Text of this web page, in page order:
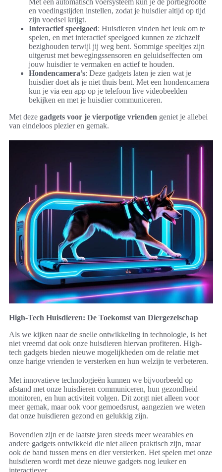
en voedingstijden instellen, zodat je huisdier altijd op tijd
zijn voedsel krijgt.
Interactief speelgoed: Huisdieren vinden het leuk om te
spelen, en met interactief speelgoed kunnen ze zichzelf
bezighouden terwijl jij weg bent. Sommige speeltjes zijn
uitgerust met bewegingssensoren en geluidseffecten om
jouw huisdier te vermaken en actief te houden.
Hondencamera’s: Deze gadgets laten je zien wat je
huisdier doet als je niet thuis bent. Met een hondencamera
kun je via een app op je telefoon live videobeelden
bekijken en met je huisdier communiceren.
Met deze gadgets voor je vierpotige vrienden geniet je allebei
van eindeloos plezier en gemak.
High-Tech Huisdieren: De Toekomst van Diergezelschap
Als we kijken naar de snelle ontwikkeling in technologie, is het
niet vreemd dat ook onze huisdieren hiervan profiteren. High-
tech gadgets bieden nieuwe mogelijkheden om de relatie met
onze harige vrienden te versterken en hun welzijn te verbeteren.
Met innovatieve technologieën kunnen we bijvoorbeeld op
afstand met onze huisdieren communiceren, hun gezondheid
monitoren, en hun activiteit volgen. Dit zorgt niet alleen voor
meer gemak, maar ook voor gemoedsrust, aangezien we weten
dat onze huisdieren gezond en gelukkig zijn.
Bovendien zijn er de laatste jaren steeds meer wearables en
andere gadgets ontwikkeld die niet alleen praktisch zijn, maar
ook de band tussen mens en dier versterken. Het spelen met onze
huisdieren wordt met deze nieuwe gadgets nog leuker en